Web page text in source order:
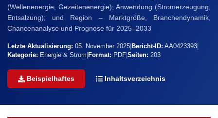
(Wellenenergie, Gezeitenenergie); Anwendung (Stromerzeugung,
Entsalzung); und Region – Marktgröße, Branchendynamik,
Chancenanalyse und Prognose für 2025–2033
Letzte Aktualisierung: 05. November 2025 Bericht-ID: AA0423393
Kategorie: Energie & Strom Format: PDF Seiten: 203
Beispielhaftes Inhaltsverzeichnis